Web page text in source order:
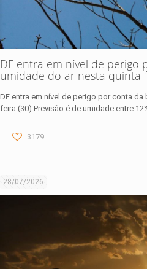
DF entra em nível de perigo
umidade do ar nesta quinta-
DF entra em nível de perigo por conta
feira (30) Previsão é de umidade entre
3179
28/07/2026